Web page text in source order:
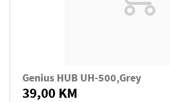
Genius HUB UH-500,Grey
39,00 KM